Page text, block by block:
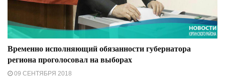
Временно исполняющий обязанности губернатора
региона проголосовал на выборах
09 СЕНТЯБРЯ 2018